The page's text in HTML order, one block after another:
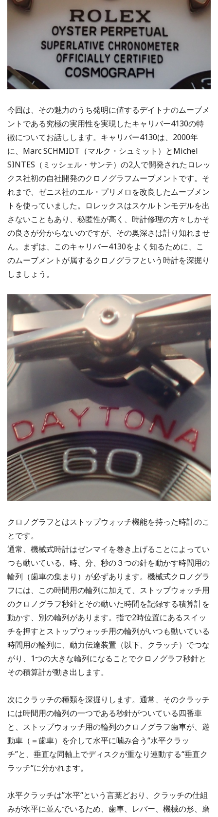
今回は、その魅力のうち発明に値するデイトナのムーブメ
ントである究極の実用性を実現したキャリバー4130の特
徴についてお話しします。キャリバー4130は、2000年
に、Marc SCHMIDT（マルク・シュミット）とMichel
SINTES（ミッシェル・サンテ）の2人で開発されたロレッ
クス社初の自社開発のクロノグラフムーブメントです。そ
れまで、ゼニス社のエル・プリメロを改良したムーブメン
トを使っていました。ロレックスはスケルトンモデルを出
さないこともあり、秘匿性が高く、時計修理の方々しかそ
の良さが分からないのですが、その奥深さは計り知れませ
ん。まずは、このキャリバー4130をよく知るために、こ
のムーブメントが属するクロノグラフという時計を深掘り
しましょう。
クロノグラフとはストップウォッチ機能を持った時計のこ
とです。
通常、機械式時計はゼンマイを巻き上げることによってい
つも動いている、時、分、秒の３つの針を動かす時間用の
輪列（歯車の集まり）が必ずあります。機械式クロノグラ
フには、この時間用の輪列に加えて、ストップウォッチ用
のクロノグラフ秒針とその動いた時間を記録する積算計を
動かす、別の輪列があります。指で2時位置にあるスイッ
チを押すとストップウォッチ用の輪列がいつも動いている
時間用の輪列に、動力伝達装置（以下、クラッチ）でつな
がり、1つの大きな輪列になることでクロノグラフ秒針と
その積算計が動き出します。
次にクラッチの種類を深掘りします。通常、そのクラッチ
には時間用の輪列の一つである秒針がついている四番車
と、ストップウォッチ用の輪列のクロノグラフ歯車が、遊
動車（＝歯車）を介して水平に噛み合う“水平クラッ
チ”と、垂直な同軸上でディスクが重なり連動する“垂直ク
ラッチ“に分かれます。
水平クラッチは”水平“という言葉どおり、クラッチの仕組
みが水平に並んでいるため、歯車、レバー、機械の形、磨